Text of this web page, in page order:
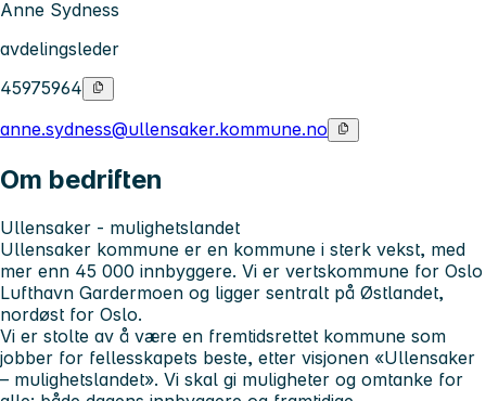
Anne Sydness
avdelingsleder
45975964
anne.sydness@ullensaker.kommune.no
Om bedriften
Ullensaker - mulighetslandet
Ullensaker kommune er en kommune i sterk vekst, med
mer enn 45 000 innbyggere. Vi er vertskommune for Oslo
Lufthavn Gardermoen og ligger sentralt på Østlandet,
nordøst for Oslo.
Vi er stolte av å være en fremtidsrettet kommune som
jobber for fellesskapets beste, etter visjonen «Ullensaker
– mulighetslandet». Vi skal gi muligheter og omtanke for